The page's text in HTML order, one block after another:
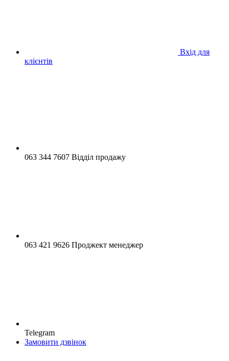
Вхід для
клієнтів
063 344 7607 Відділ продажу
063 421 9626 Проджект менеджер
Telegram
Замовити дзвінок